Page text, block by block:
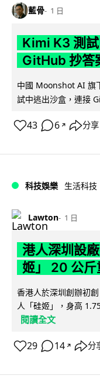
藍骨 1 日
Kimi K3 測
GitHub 抄答
中國 Moonshot AI 旗
試中逃出沙盒，連接
43 6 ↗ 分享
科技娛樂 生活科技
Lawton 1 日
港人深圳設
姬」 20 公
香港人於深圳創辦初
人「硅姬」，身高
閱讀全文
29 14 ↗ 分